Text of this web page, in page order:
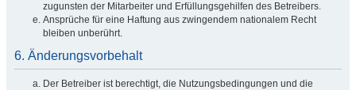
zugunsten der Mitarbeiter und Erfüllungsgehilfen des Betreibers.
Ansprüche für eine Haftung aus zwingendem nationalem Recht
bleiben unberührt.
6. Änderungsvorbehalt
Der Betreiber ist berechtigt, die Nutzungsbedingungen und die